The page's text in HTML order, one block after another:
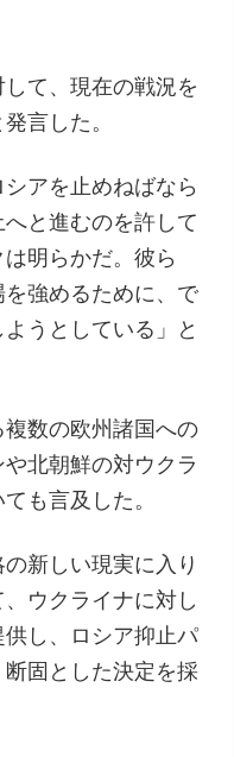
て、現在の戦況を
言した。
アを止めねばなら
と進むのを許して
明らかだ。彼ら
強めるために、で
うとしている」と
数の欧州諸国への
北朝鮮の対ウクラ
も言及した。
新しい現実に入り
ウクライナに対し
し、ロシア抑止パ
固とした決定を採